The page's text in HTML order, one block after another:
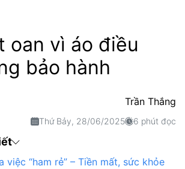
oan vì áo điều
bảo hành
Trần Thắng
Thứ Bảy, 28/06/2025 6 phút đọc
việc “ham rẻ” – Tiền mất, sức khỏe